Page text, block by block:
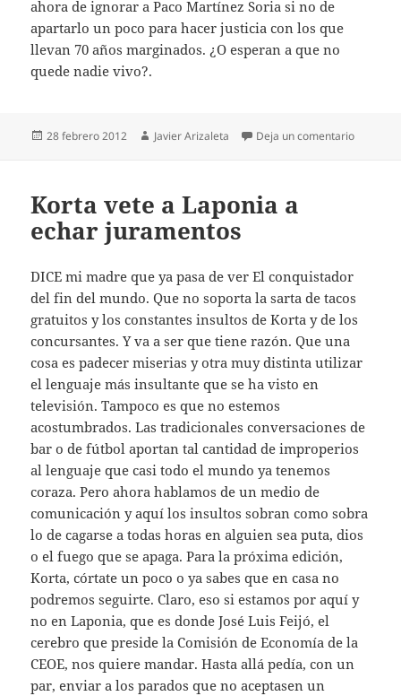
ahora de ignorar a Paco Martínez Soria si no de
apartarlo un poco para hacer justicia con los que
llevan 70 años marginados. ¿O esperan a que no
quede nadie vivo?.
Publicado
28 febrero 2012 Autor
Javier Arizaleta Deja un comentarioen Más
Korta vete a Laponia a
echar juramentos
DICE mi madre que ya pasa de ver El conquistador
del fin del mundo. Que no soporta la sarta de tacos
gratuitos y los constantes insultos de Korta y de los
concursantes. Y va a ser que tiene razón. Que una
cosa es padecer miserias y otra muy distinta utilizar
el lenguaje más insultante que se ha visto en
televisión. Tampoco es que no estemos
acostumbrados. Las tradicionales conversaciones de
bar o de fútbol aportan tal cantidad de improperios
al lenguaje que casi todo el mundo ya tenemos
coraza. Pero ahora hablamos de un medio de
comunicación y aquí los insultos sobran como sobra
lo de cagarse a todas horas en alguien sea puta, dios
o el fuego que se apaga. Para la próxima edición,
Korta, córtate un poco o ya sabes que en casa no
podremos seguirte. Claro, eso si estamos por aquí y
no en Laponia, que es donde José Luis Feijó, el
cerebro que preside la Comisión de Economía de la
CEOE, nos quiere mandar. Hasta allá pedía, con un
par, enviar a los parados que no aceptasen un